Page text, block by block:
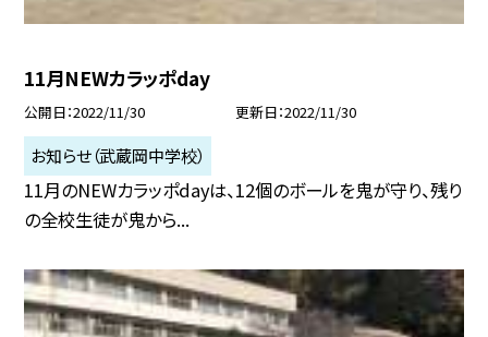
11月NEWカラッポday
公開日 2022/11/30 更新日 2022/11/30
お知らせ（武蔵岡中学校）
11月のNEWカラッポdayは、12個のボールを鬼が守り、残り
の全校生徒が鬼から...